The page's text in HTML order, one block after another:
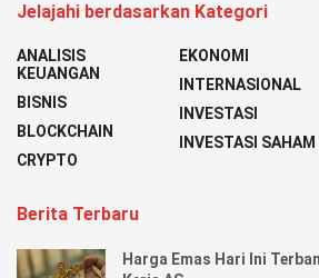
Jelajahi berdasarkan Kategori
ANALISIS
KEUANGAN
BISNIS
BLOCKCHAIN
CRYPTO
EKONOMI
INTERNASIONAL
INVESTASI
INVESTASI SAHAM
Berita Terbaru
Harga Emas Hari Ini